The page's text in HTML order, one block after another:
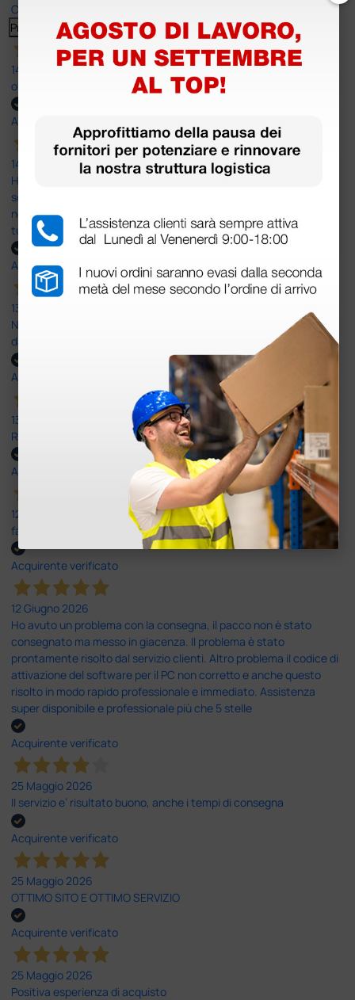
Clicca qui per leggerle tutte >
Precedente Successivo
14 Luglio 2026
ottima
Acquirente verificato
14 Luglio 2026
Ho acquistato un ecografo da Doctor Shop e sono rimasto molto
soddisfatto dell'esperienza. Apparecchiatura di qualità, consegna
nei tempi previsti e un servizio clienti disponibile che ha risposto a
tutti i miei dubbi prima dell'acquisto. Consigliato
Acquirente verificato
13 Luglio 2026
Nulla da eccepire. Tutto estremamente chiaro e corretto,
dall’ordine alla consegna.
Acquirente verificato
13 Luglio 2026
Rapidi, disponibili ben forniti
Acquirente verificato
12 Giugno 2026
facilità di acquisto e puntualità
Acquirente verificato
12 Giugno 2026
Ho avuto un problema con la consegna, il pacco non è stato
consegnato ma messo in giacenza. Il problema è stato
prontamente risolto dal servizio clienti. Altro problema il codice di
attivazione del software per il PC non corretto e anche questo
risolto in modo rapido professionale e immediato. Assistenza
super disponibile e professionale più che 5 stelle
Acquirente verificato
25 Maggio 2026
Il servizio e’ risultato buono, anche i tempi di consegna
Acquirente verificato
25 Maggio 2026
OTTIMO SITO E OTTIMO SERVIZIO
Acquirente verificato
25 Maggio 2026
Positiva esperienza di acquisto